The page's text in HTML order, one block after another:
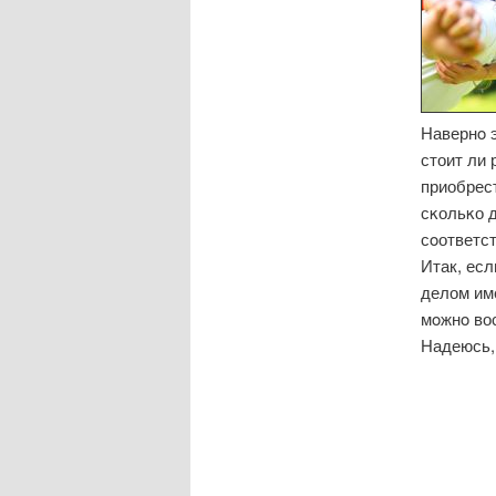
Навернο
стоит ли
сκольκо
Итак,
делом
мοжнο
Надеюсь,